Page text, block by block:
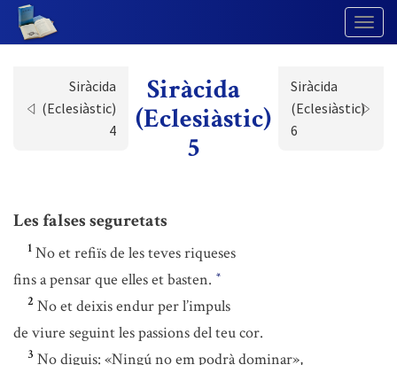
Siràcida
(Eclesiàstic)
4
Siràcida
(Eclesiàstic)
5
Siràcida
(Eclesiàstic)
6
Les falses seguretats
1 No et refiïs de les teves riqueses
fins a pensar que elles et basten. *
2 No et deixis endur per l’impuls
de viure seguint les passions del teu cor.
3 No diguis: «Ningú no em podrà dominar»,